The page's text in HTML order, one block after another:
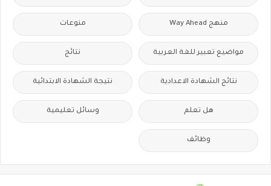
منهج Way Ahead منوعات
مواضيع تعبير للغة العربية نتائج
نتائج الشهادة الاعدادية نتيجة الشهادة الابتدائية
هل تعلم وسائل تعليمية
وظائف